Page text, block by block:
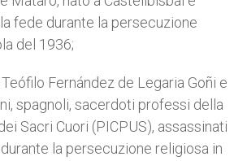
fede durante la persecuzione
del 1936;
Fernández de Legaria Goñi e
spagnoli, sacerdoti professi della
Sacri Cuori (PICPUS), assassinati
la persecuzione religiosa in